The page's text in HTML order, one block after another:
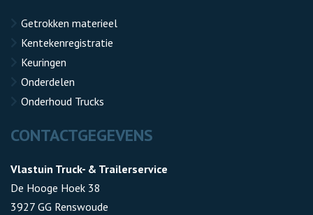
Getrokken materieel
Kentekenregistratie
Keuringen
Onderdelen
Onderhoud Trucks
CONTACTGEGEVENS
Vlastuin Truck- & Trailerservice
De Hooge Hoek 38
3927 GG Renswoude